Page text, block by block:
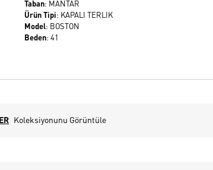
Taban: MANTAR
Ürün Tipi: KAPALI TERLIK
Model: BOSTON
Beden: 41
Koleksiyonunu Görüntüle